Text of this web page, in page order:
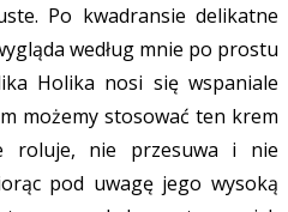
Po kwadransie delikatne
według mnie po prostu
Holika nosi się wspaniale
możemy stosować ten krem
roluje, nie przesuwa i nie
pod uwagę jego wysoką